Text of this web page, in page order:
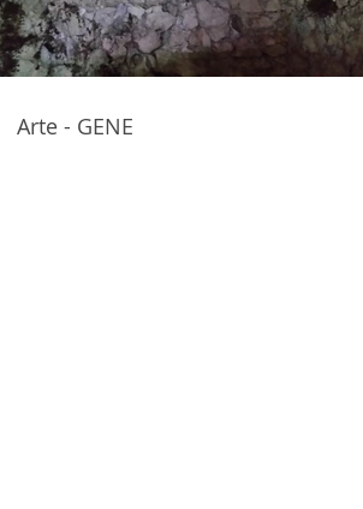
Arte - GENE